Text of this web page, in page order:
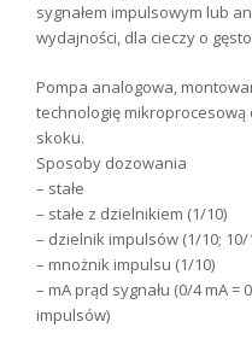
sygnałem impulsowym lub
wydajności, dla cieczy o
Pompa analogowa,
technologię mikroprocesową
skoku.
Sposoby dozowania
– stałe
– stałe z dzielnikiem (1/10)
– dzielnik impulsów (1/10; 10/
– mnożnik impulsu (1/10)
– mA prąd sygnału (0/4 mA =
impulsów)